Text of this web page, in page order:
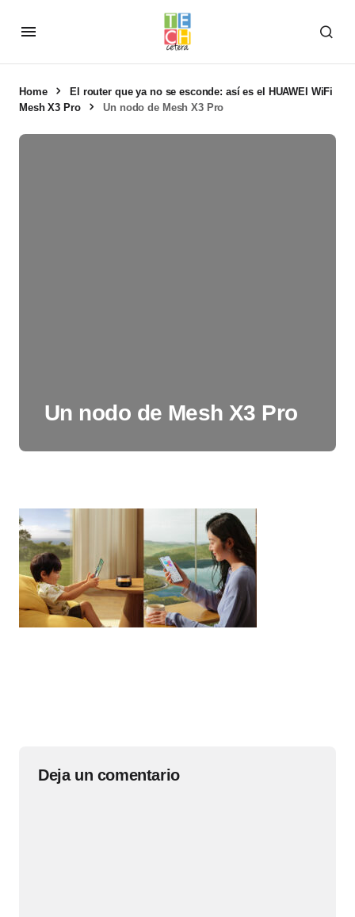
Home
El router que ya no se esconde: así es el HUAWEI WiFi
Mesh X3 Pro
Un nodo de Mesh X3 Pro
Un nodo de Mesh X3 Pro
Deja un comentario